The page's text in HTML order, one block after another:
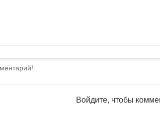
Войдите, чтобы